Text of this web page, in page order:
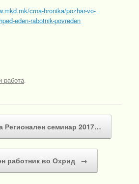
crna-hronika/pozhar-vo-
eden-rabotnik-povreden
работа.
Регионален семинар 2017…
работник во Охрид →